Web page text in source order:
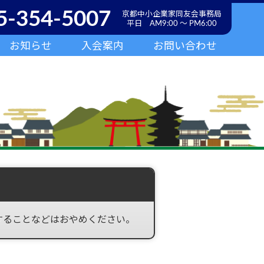
お知らせ 入会案内 お問い合わせ
354-5007
京都中小企業家同友会事務局
平日 AM9:00 ～ PM6:00
ことなどはおやめください。